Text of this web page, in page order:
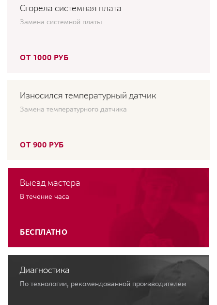
Сгорела системная плата
Замена системной платы
ОТ 1000 РУБ
Износился температурный датчик
Замена температурного датчика
ОТ 900 РУБ
Выезд мастера
В течение часа
БЕСПЛАТНО
Диагностика
По технологии, рекомендованной производителем